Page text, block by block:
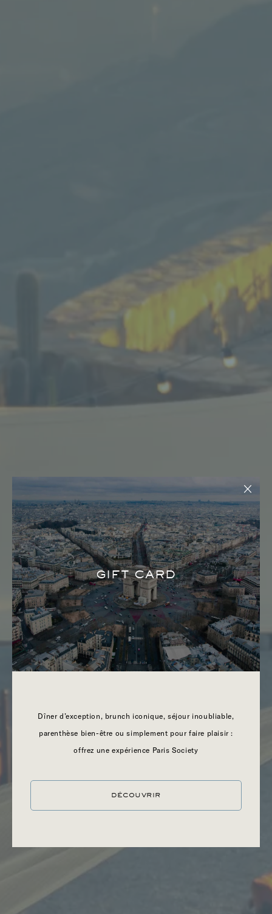
RED ROCK
GIFT CARD
Dîner d’exception, brunch iconique, séjour inoubliable,
parenthèse bien-être ou simplement pour faire plaisir :
offrez une expérience Paris Society
DÉCOUVRIR